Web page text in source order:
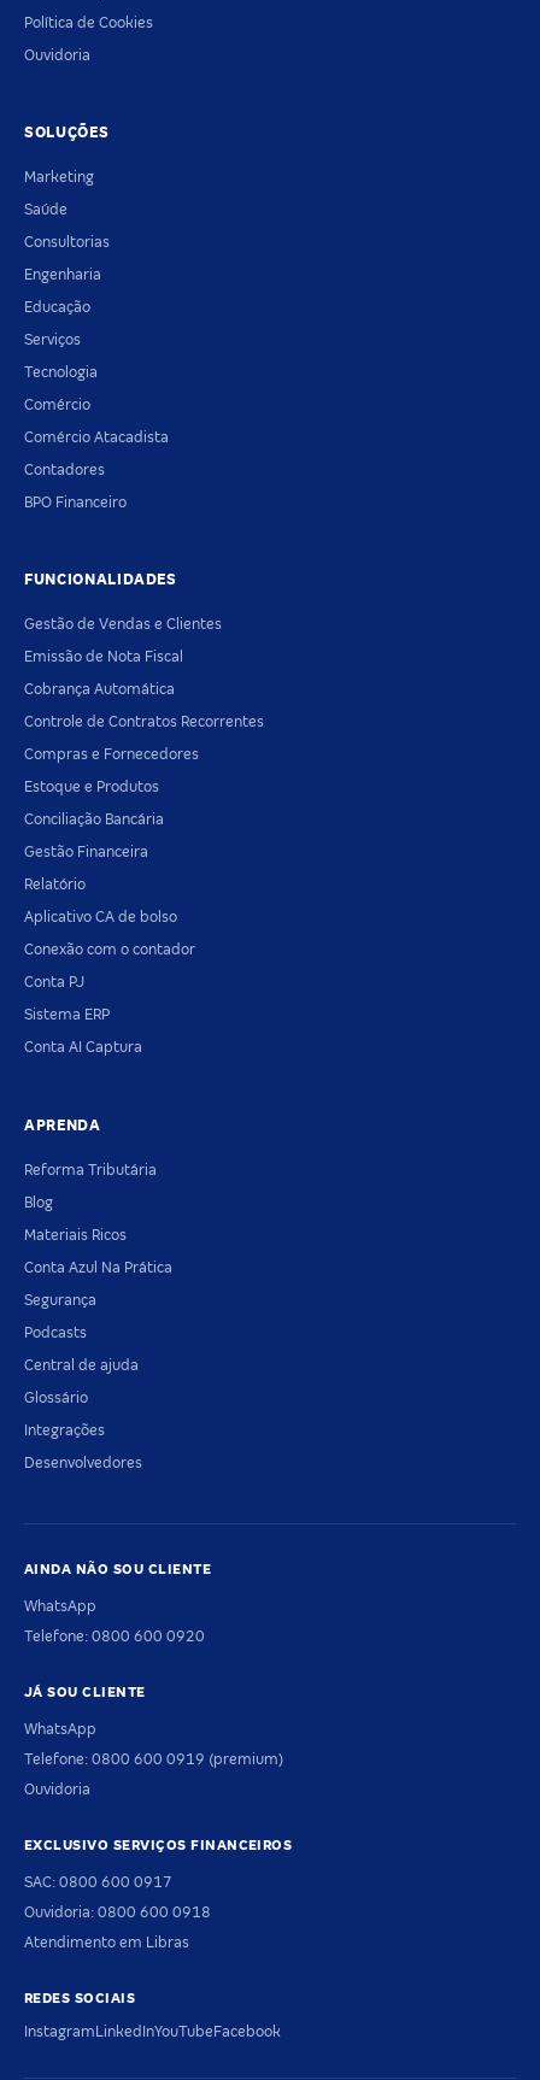
Política de Cookies
Ouvidoria
SOLUÇÕES
Marketing
Saúde
Consultorias
Engenharia
Educação
Serviços
Tecnologia
Comércio
Comércio Atacadista
Contadores
BPO Financeiro
FUNCIONALIDADES
Gestão de Vendas e Clientes
Emissão de Nota Fiscal
Cobrança Automática
Controle de Contratos Recorrentes
Compras e Fornecedores
Estoque e Produtos
Conciliação Bancária
Gestão Financeira
Relatório
Aplicativo CA de bolso
Conexão com o contador
Conta PJ
Sistema ERP
Conta AI Captura
APRENDA
Reforma Tributária
Blog
Materiais Ricos
Conta Azul Na Prática
Segurança
Podcasts
Central de ajuda
Glossário
Integrações
Desenvolvedores
AINDA NÃO SOU CLIENTE
WhatsApp
Telefone: 0800 600 0920
JÁ SOU CLIENTE
WhatsApp
Telefone: 0800 600 0919 (premium)
Ouvidoria
EXCLUSIVO SERVIÇOS FINANCEIROS
SAC: 0800 600 0917
Ouvidoria: 0800 600 0918
Atendimento em Libras
REDES SOCIAIS
InstagramLinkedInYouTubeFacebook